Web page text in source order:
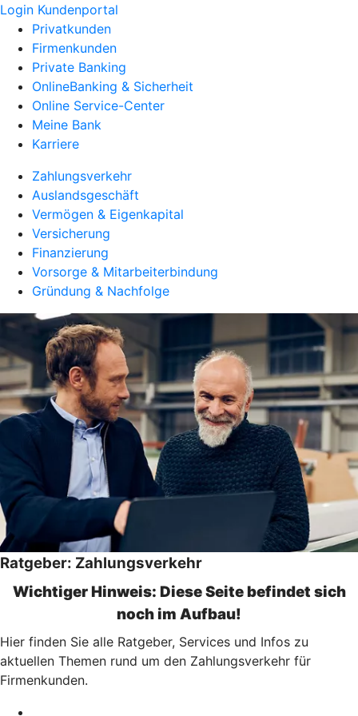
Login Kundenportal
Privatkunden
Firmenkunden
Private Banking
OnlineBanking & Sicherheit
Online Service-Center
Meine Bank
Karriere
Zahlungsverkehr
Auslandsgeschäft
Vermögen & Eigenkapital
Versicherung
Finanzierung
Vorsorge & Mitarbeiterbindung
Gründung & Nachfolge
Ratgeber: Zahlungsverkehr
Wichtiger Hinweis: Diese Seite befindet sich
noch im Aufbau!
Hier finden Sie alle Ratgeber, Services und Infos zu
aktuellen Themen rund um den Zahlungsverkehr für
Firmenkunden.